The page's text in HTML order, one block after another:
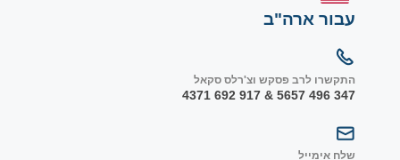
עבור ארה"ב
התקשרו לרב פסקש וצ'רלס סקאל
347 496 5657 & 917 692 4371
שלח אימייל